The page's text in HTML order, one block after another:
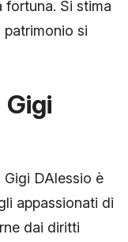
fortuna. Si stima
si
DAlessio è
appassionati di
dai diritti